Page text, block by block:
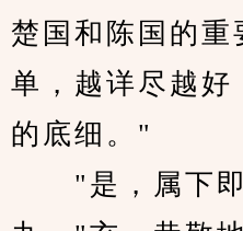
楚国和陈国的重
单，越详尽越好
的底细。"
"是，属下即